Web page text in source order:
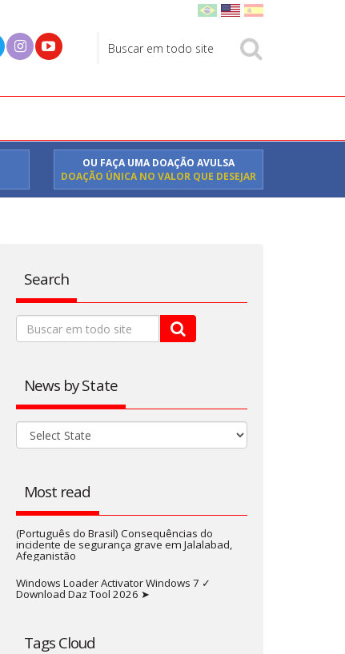
OU FAÇA UMA DOAÇÃO AVULSA
DOAÇÃO ÚNICA NO VALOR QUE DESEJAR
Search
News by State
Most read
(Português do Brasil) Consequências do
incidente de segurança grave em Jalalabad,
Afeganistão
Windows Loader Activator Windows 7 ✓
Download Daz Tool 2026 ➤
Tags Cloud